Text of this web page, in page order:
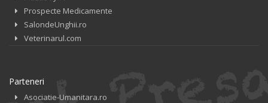
Prospecte Medicamente
SalondeUnghii.ro
Veterinarul.com
Parteneri
Asociatie-Umanitara.ro